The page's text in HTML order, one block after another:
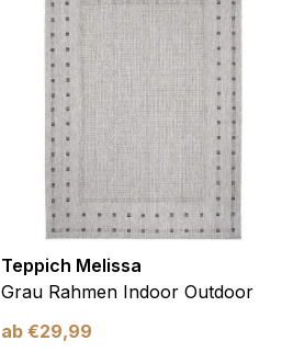
Teppich Melissa
Grau Rahmen Indoor Outdoor
ab €29,99